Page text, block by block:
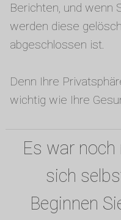
Berichten, und wenn
werden diese
abgeschlossen ist.
Denn Ihre
wichtig wie Ihre
Es war noch
sich
Beginnen